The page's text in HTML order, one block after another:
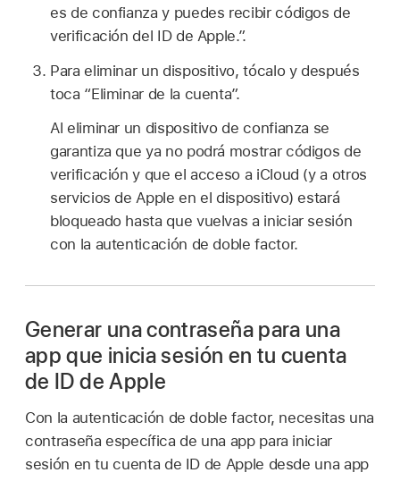
es de confianza y puedes recibir códigos de
verificación del ID de Apple.”.
Para eliminar un dispositivo, tócalo y después
toca “Eliminar de la cuenta”.
Al eliminar un dispositivo de confianza se
garantiza que ya no podrá mostrar códigos de
verificación y que el acceso a iCloud (y a otros
servicios de Apple en el dispositivo) estará
bloqueado hasta que vuelvas a iniciar sesión
con la autenticación de doble factor.
Generar una contraseña para una
app que inicia sesión en tu cuenta
de ID de Apple
Con la autenticación de doble factor, necesitas una
contraseña específica de una app para iniciar
sesión en tu cuenta de ID de Apple desde una app